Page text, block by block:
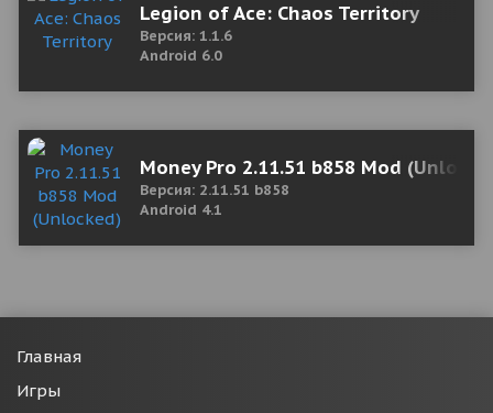
Legion of Ace: Chaos Territory
Версия: 1.1.6
Android 6.0
Money Pro 2.11.51 b858 Mod
Версия: 2.11.51 b858
Android 4.1
Главная
Игры